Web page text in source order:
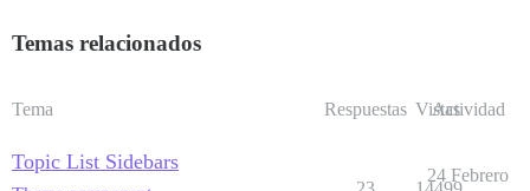
Temas relacionados
Tema Respuestas Vistas
Actividad
Topic List Sidebars
24 Febrero